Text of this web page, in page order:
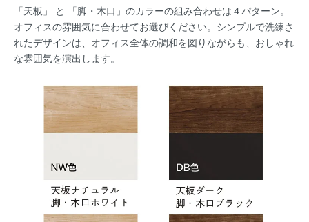
「天板」 と 「脚・木口」のカラーの組み合わせは４パターン。
オフィスの雰囲気に合わせてお選びください。シンプルで洗練さ
れたデザインは、オフィス全体の調和を図りながらも、おしゃれ
な雰囲気を演出します。